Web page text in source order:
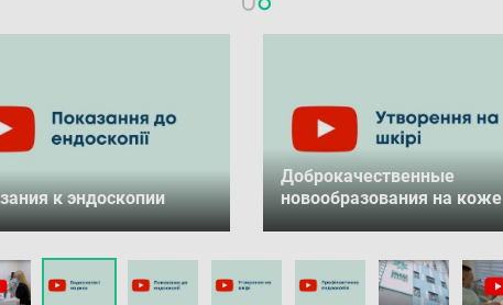
к эндоскопии
Доброкачественные
новообразования на коже